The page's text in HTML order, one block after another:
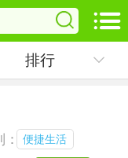
排行
便捷生活